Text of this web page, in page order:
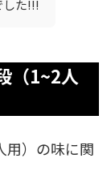
した!!!
（1~2人
用）の味に関